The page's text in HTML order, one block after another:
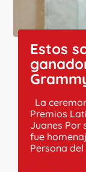
Estos
La
Premios
Juanes Por
fue
Persona